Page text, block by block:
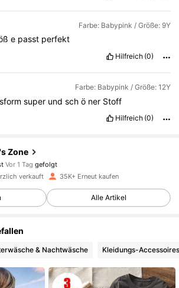
Farbe: Babypink / Größe: 9Y
e passt perfekt
Hilfreich (0)
Farbe: Babypink / Größe: 12Y
super undschö ner Stoff
Hilfreich (0)
Zone
am Durchsuchen
Follower
Follower
verkauft 35K+ Erneut kaufen
Alle Artikel
& Nachtwäsche Kleidungs-Accessoires